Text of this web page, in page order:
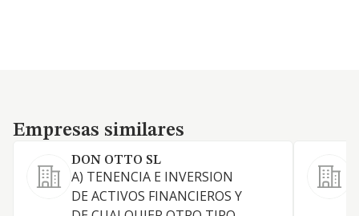
Empresas similares
Empresas similares
DON OTTO SL
A) TENENCIA E INVERSION
DE ACTIVOS FINANCIEROS Y